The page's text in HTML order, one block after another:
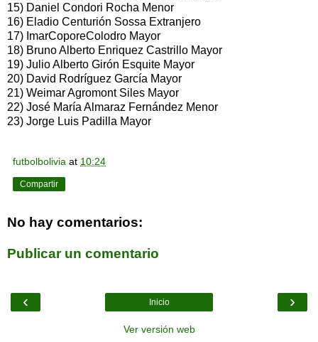
15) Daniel Condori Rocha Menor
16) Eladio Centurión Sossa Extranjero
17) ImarCoporeColodro Mayor
18) Bruno Alberto Enriquez Castrillo Mayor
19) Julio Alberto Girón Esquite Mayor
20) David Rodríguez García Mayor
21) Weimar Agromont Siles Mayor
22) José María Almaraz Fernández Menor
23) Jorge Luis Padilla Mayor
futbolbolivia at 10:24
Compartir
No hay comentarios:
Publicar un comentario
‹ ›
Inicio
Ver versión web